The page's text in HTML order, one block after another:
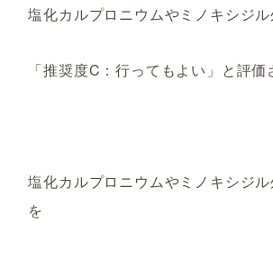
塩化カルプロニウムやミノキシジ
「推奨度C：行ってもよい」と評価
塩化カルプロニウムやミノキシジ
を